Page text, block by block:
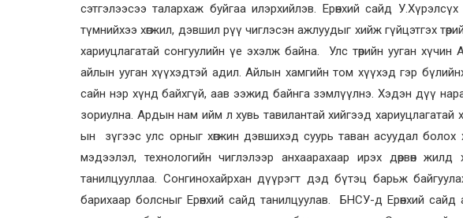
сэтгэлээсээ талархаж буйгаа илэрхийлэв. Ерөнхий сайд
түмнийхээ хөгжил, дэвшил рүү чиглэсэн ажлуудыг хийж гүйцэтгэх
хариуцлагатай сонгуулийн үе эхэлж байна. Улс төрийн ууган
айлын ууган хүүхэдтэй адил. Айлын хамгийн том хүүхэд гэр
сайн нэр хүнд байхгүй, аав ээжид байнга зэмлүүлнэ. Хэдэн дүү
зориулна. Ардын нам ийм л хувь тавилантай хийгээд
ын зүгээс улс орныг хөгжин дэвшихэд суурь таван асуудал болох
мэдээлэл, технологийн чиглэлээр анхаарахаар ирэх дөрвөн жилд
танилцууллаа. Сонгинохайрхан дүүрэгт дэд бүтэц барьж
барихаар болсныг Ерөнхий сайд танилцуулав. БНСУ-д Ерөнхий